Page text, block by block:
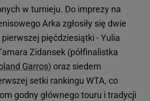
w turnieju. Do imprezy na
Arka zgłosiły się dwie
pięćdziesiątki - Yulia
Zidansek (półfinalistka
Garros) oraz siedem
setki rankingu WTA, co
godny głównego touru i tradycji